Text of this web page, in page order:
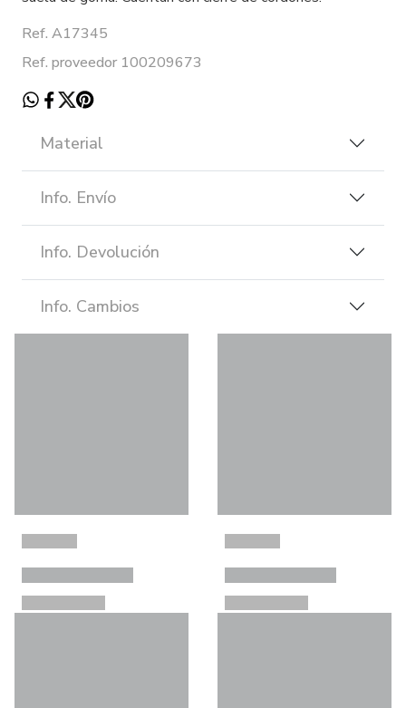
Ref. A17345
Ref. proveedor 100209673
Material
Info. Envío
Info. Devolución
Info. Cambios